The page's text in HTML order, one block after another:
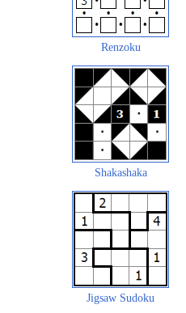
Renzoku
Shakashaka
Jigsaw Sudoku